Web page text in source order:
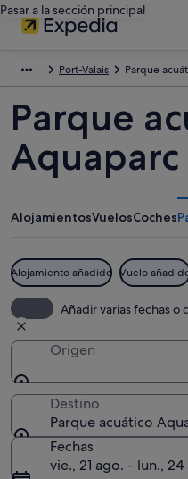
Pasar a la sección principal
Port-Valais Parque
Parque
Aquaparc
AlojamientosVuelosCoches
Alojamiento añadido Vuelo
Añadir varias fechas o
Origen
Destino
Parque acuático
Fechas
vie., 21 ago. - lun., 24